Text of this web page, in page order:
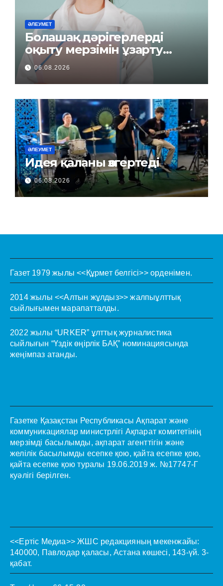
ӘЛЕУМЕТ
Болашақ дәрігерлерді
оқыту мерзімін ұзарту
керек пе?
06.08.2026
ӘЛЕУМЕТ
Идея қаланы өзгертеді
06.08.2026
Газет 1979 жылы <<Құрмет белгісі>> орденімен.
2014 жылы <<Алтын жұлдыз>> жалпыұлттық
сыйлығымен марапатталды.
2022 жылы “URKER” ұлттық журналистика
сыйлығын “Үздік өңірлік БАҚ” номинациясында
жеңімпаз атанды.
Газетке Қазақстан Республикасы Ақпарат және
коммуникациялар министрлігі Ақпарат комитетінің
мерзімді басылымды, ақпарат агенттігін және
желілік басылымды есепке қою, қайта есепке қою,
қайта есепке қою туралы 19.06.2019 ж. №17747-Г
куәлігі берілген.
<<Ертіс Медиа>> ЖШС редакцияның мекенжайы:
140000, Павлодар қаласы, Астана көшесі, 143-үй. 3-
қабат.